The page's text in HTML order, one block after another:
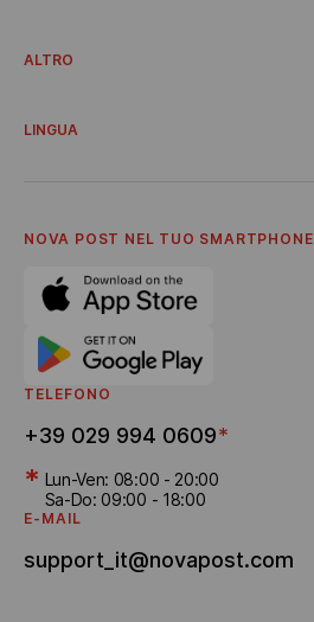
Come avviare la collaborazione
ALTRO
Consegna da negozi online
Termini di servizio
Carriera
Invita un amico
Consegna dei bonus
LINGUA
Українська
NOVA POST NEL TUO SMARTPHONE
TELEFONO
+39 029 994 0609*
* Lun-Ven: 08:00 - 20:00
Sa-Do: 09:00 - 18:00
E-MAIL
support_it@novapost.com